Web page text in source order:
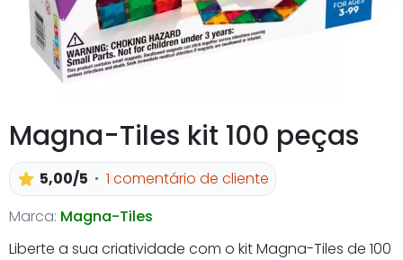
Magna-Tiles kit 100 peças
5,00/5
1 comentário de cliente
Marca: Magna-Tiles
Liberte a sua criatividade com o kit Magna-Tiles de 100